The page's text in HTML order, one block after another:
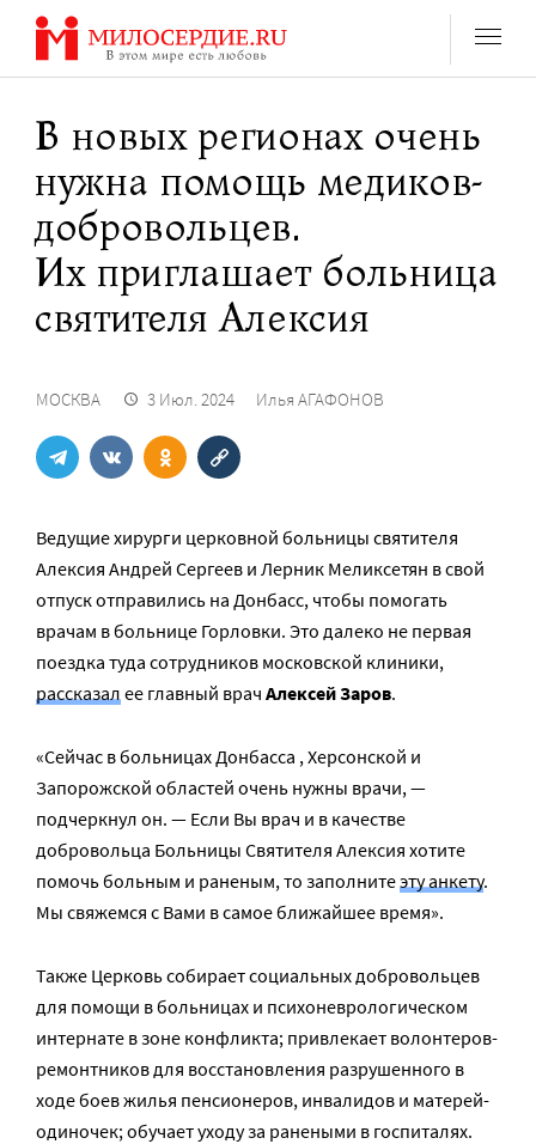
Перейти
содержанию
В новых регионах очень
нужна помощь медиков-
добровольцев.
Их приглашает больница
святителя Алексия
МОСКВА 3 Июл. 2024 Илья АГАФОНОВ
Ведущие хирурги церковной больницы святителя
Алексия Андрей Сергеев и Лерник Меликсетян в свой
отпуск отправились на Донбасс, чтобы помогать
врачам в больнице Горловки. Это далеко не первая
поездка туда сотрудников московской клиники,
рассказалее главный врач Алексей Заров.
«Сейчас в больницах Донбасса , Херсонской и
Запорожской областей очень нужны врачи, —
подчеркнул он. — Если Вы врач и в качестве
добровольца Больницы Святителя Алексия хотите
помочь больным и раненым, то заполнитеэту анкету.
Мы свяжемся с Вами в самое ближайшее время».
Также Церковь собирает социальных добровольцев
для помощи в больницах и психоневрологическом
интернате в зоне конфликта; привлекает волонтеров-
ремонтников для восстановления разрушенного в
ходе боев жилья пенсионеров, инвалидов и матерей-
одиночек; обучает уходу за ранеными в госпиталях.